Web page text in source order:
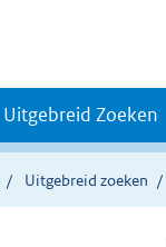
Uitgebreid Zoeken
Uitgebreid zoeken